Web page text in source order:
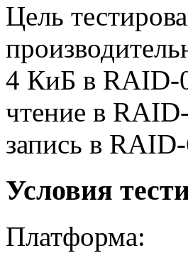
Цель
4 КиБ в RAID-
чтение в
запись в
Условия
Платформа: